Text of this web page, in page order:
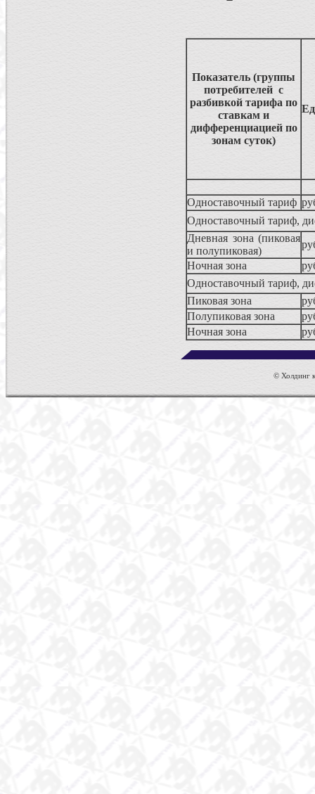
Показатель (группы
потребителей с
разбивкой тарифа по
ставкам и
дифференциацией по
зонам суток)
Одноставочный тариф
Одноставочный тариф,
Дневная зона (пиковая
и полупиковая)
Ночная зона
Одноставочный тариф,
Пиковая зона
Полупиковая зона
Ночная зона
© Холдинг